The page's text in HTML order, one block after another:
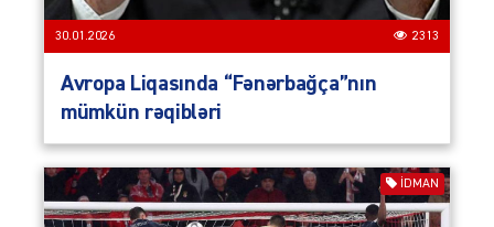
30.01.2026 2313
Avropa Liqasında “Fənərbağça”nın
mümkün rəqibləri
İDMAN